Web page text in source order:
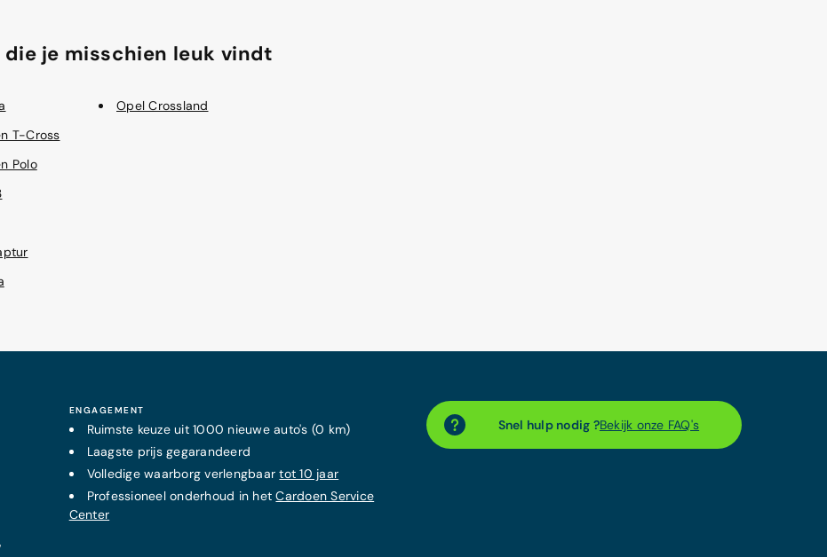
je misschien leuk vindt
T-Cross
Polo
Opel Crossland
Snel hulp nodig ?Bekijk onze FAQ's
ENGAGEMENT
Ruimste keuze uit 1000 nieuwe auto's (0 km)
Laagste prijsgegarandeerd
Volledige waarborg verlengbaartot 10 jaar
Professioneel onderhoud in hetCardoen Service
Center